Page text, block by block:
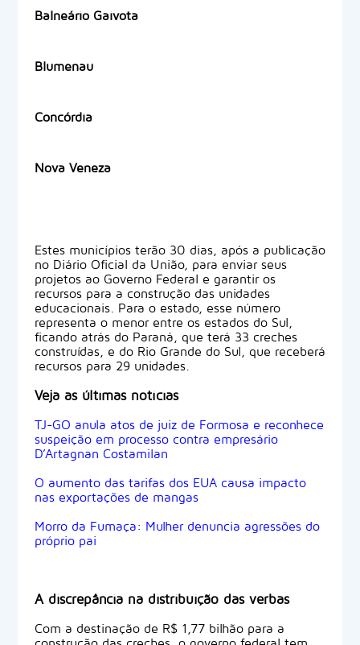
Balneário Gaivota
Blumenau
Concórdia
Nova Veneza
Estes municípios terão 30 dias, após a publicação
no Diário Oficial da União, para enviar seus
projetos ao Governo Federal e garantir os
recursos para a construção das unidades
educacionais. Para o estado, esse número
representa o menor entre os estados do Sul,
ficando atrás do Paraná, que terá 33 creches
construídas, e do Rio Grande do Sul, que receberá
recursos para 29 unidades.
Veja as últimas notícias
TJ-GO anula atos de juiz de Formosa e reconhece
suspeição em processo contra empresário
D’Artagnan Costamilan
O aumento das tarifas dos EUA causa impacto
nas exportações de mangas
Morro da Fumaça: Mulher denuncia agressões do
próprio pai
A discrepância na distribuição das verbas
Com a destinação de R$ 1,77 bilhão para a